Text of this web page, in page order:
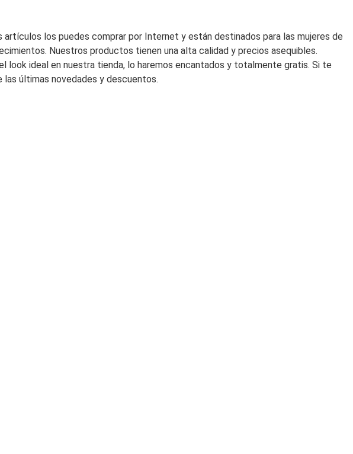
los puedes comprar por Internet y están destinados para las mujeres de
Nuestros productos tienen una alta calidad y precios asequibles.
ideal en nuestra tienda, lo haremos encantados y totalmente gratis. Si te
últimas novedades y descuentos.